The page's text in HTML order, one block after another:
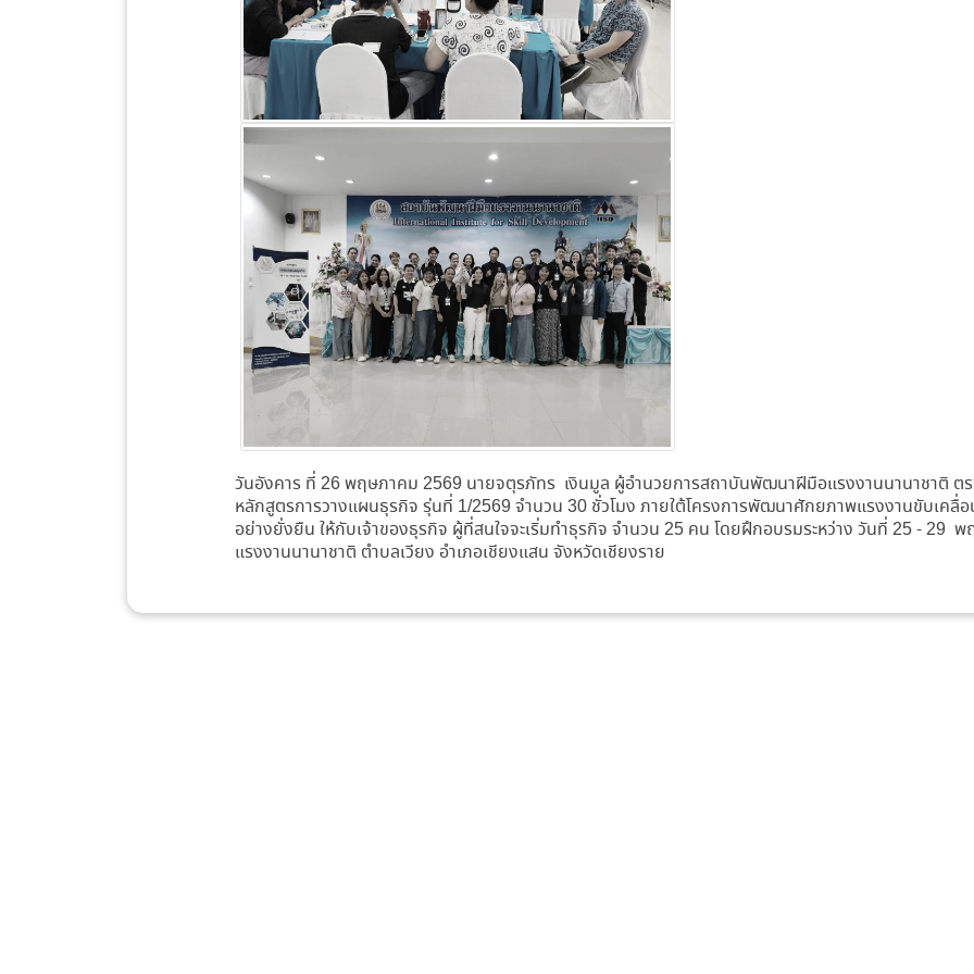
วันอังคาร ที่ 26 พฤษภาคม 2569 นายจตุรภัทร เงินมูล ผู้อำนวยการสถาบันพัฒนาฝีมือแรงงานนานาชาติ ต
หลักสูตรการวางแผนธุรกิจ รุ่นที่ 1/2569 จำนวน 30 ชั่วโมง ภายใต้โครงการพัฒนาศักยภาพแรงงานขับเคลื่
อย่างยั่งยืน ให้กับเจ้าของธุรกิจ ผู้ที่สนใจจะเริ่มทำธุรกิจ จำนวน 25 คน โดยฝึกอบรมระหว่าง วันที่ 25 -
แรงงานนานาชาติ ตำบลเวียง อำเภอเชียงแสน จังหวัดเชียงราย